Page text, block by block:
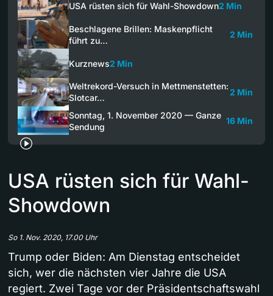
USA rüsten sich für Wahl-Showdown2 Min
Beschlagene Brillen: Maskenpflicht
führt zu…
2 Min
Kurznews2 Min
Weltrekord-Versuch in Mettmenstetten:
Slotcar…
2 Min
Sonntag, 1. November 2020 — Ganze
Sendung
16 Min
USA rüsten sich für Wahl-
Showdown
So 1. Nov. 2020, 17.00 Uhr
Trump oder Biden: Am Dienstag entscheidet
sich, wer die nächsten vier Jahre die USA
regiert. Zwei Tage vor der Präsidentschaftswahl